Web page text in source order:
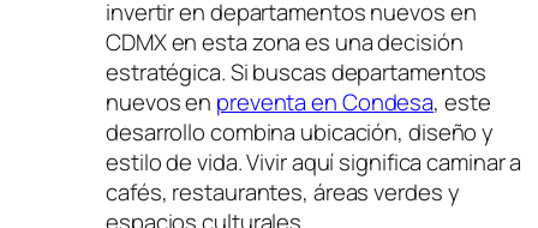
invertir en departamentos nuevos en
CDMX en esta zona es una decisión
estratégica. Si buscas departamentos
nuevos en preventa en Condesa, este
desarrollo combina ubicación, diseño y
estilo de vida. Vivir aquí significa caminar a
cafés, restaurantes, áreas verdes y